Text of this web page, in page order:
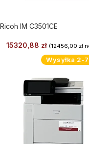
Ricoh IM C3501CE
15320,88 zł (12456,00 zł
Wysyłka 2-